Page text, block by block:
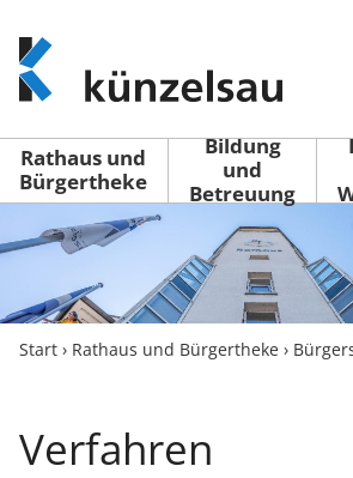
www.kuenzelsau.de
(zur
Startseite)
Rathaus und
Bürgertheke
Bildung
und
Betreuung
Start › Rathaus und Bürgertheke ›
Verfahren